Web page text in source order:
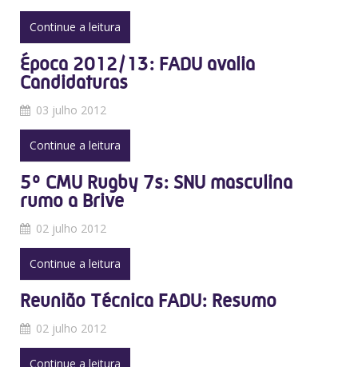
Continue a leitura
Época 2012/13: FADU avalia
Candidaturas
03 julho 2012
Continue a leitura
5º CMU Rugby 7s: SNU masculina
rumo a Brive
02 julho 2012
Continue a leitura
Reunião Técnica FADU: Resumo
02 julho 2012
Continue a leitura